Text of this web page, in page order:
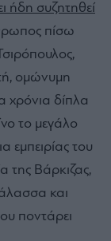
ήδη συζητηθεί
πίσω
ομώνυμη
χρόνια δίπλα
το μεγάλο
εμπειρίας του
της Βάρκιζας,
και
ποντάρει